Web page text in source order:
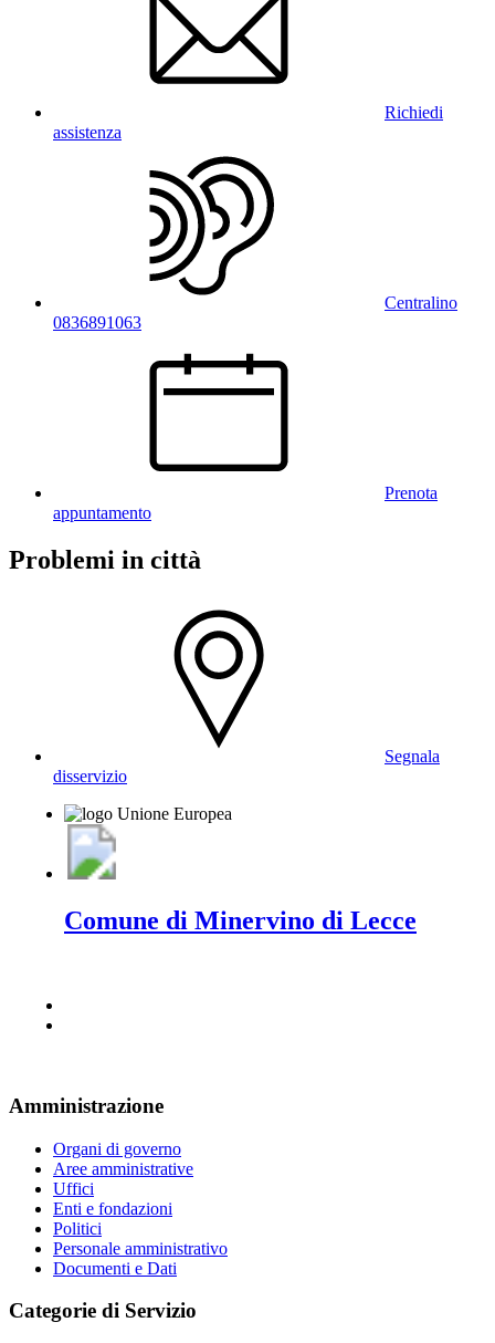
Richiedi
assistenza
Centralino
0836891063
Prenota
appuntamento
Problemi in città
Segnala
disservizio
Comune di Minervino di Lecce
Amministrazione
Organi di governo
Aree amministrative
Uffici
Enti e fondazioni
Politici
Personale amministrativo
Documenti e Dati
Categorie di Servizio